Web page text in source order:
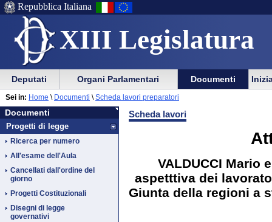
XIII Legislatura
Menu
di
ausilio
alla
navigazione
Vai
Menu
di
navigazione
principale
Repubblica Italiana
Menu
di
navigazione
principale
Vai
menu
di
sezione
Deputati Organi Parlamentari Documenti
Documenti
Vai
al
contenuto
Documenti
Progetti di legge
Ricerca per numero
All'esame dell'Aula
Cancellati dall'ordine del
giorno
Progetti Costituzionali
Disegni di legge
governativi
Sei in: Home \ Documenti \ Scheda lavori preparatori
Scheda lavori
VALDUCCI Mario
aspetttiva dei
Giunta della regioni a